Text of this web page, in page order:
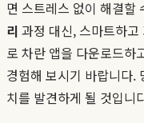
면 스트레스 없이 해결할
리 과정 대신, 스마트하
로 차란 앱을 다운로드하
경험해 보시기 바랍니다.
치를 발견하게 될 것입니